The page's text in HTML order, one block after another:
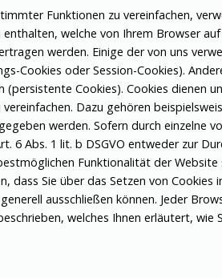
Funktionen zu vereinfachen,
welche von Ihrem Browser
werden. Einige der von uns
Cookies oder Session-Cookies).
Cookies). Cookies dienen
Dazu gehören
werden. Sofern durch einzelne
Abs. 1 lit. b DSGVO entweder zur
Funktionalität der
dass Sie über das Setzen von
ausschließen können. Jeder
welches Ihnen erläutert, wie